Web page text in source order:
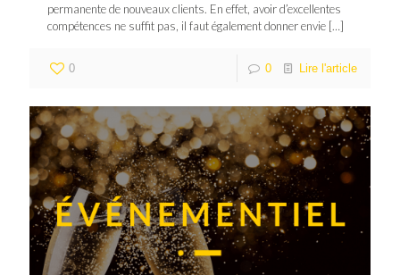
permanente de nouveaux clients. En effet, avoir d’excellentes
compétences ne suffit pas, il faut également donner envie […]
0 0 Lire l'article